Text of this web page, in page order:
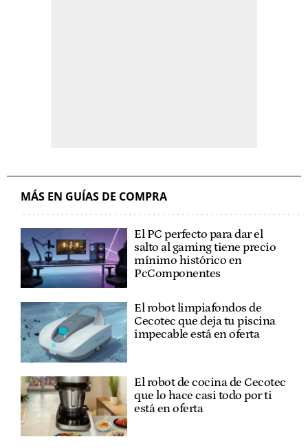
MÁS EN GUÍAS DE COMPRA
El PC perfecto para dar el
salto al gaming tiene precio
mínimo histórico en
PcComponentes
El robot limpiafondos de
Cecotec que deja tu piscina
impecable está en oferta
El robot de cocina de Cecotec
que lo hace casi todo por ti
está en oferta